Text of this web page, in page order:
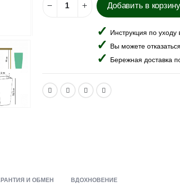
Добавить в корзину
Инструкция по уходу
Вы можете
Бережная доставка
И ОБМЕН ВДОХНОВЕНИЕ